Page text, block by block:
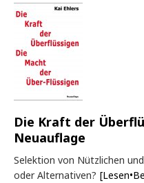
Die Kraft der
Neuauflage
Selektion von Nützlichen
oder Alternativen?